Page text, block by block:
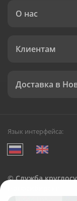
О нас
Клиентам
Доставка в
Язык интерфейса:
©Служба
Русский Букет, 2026